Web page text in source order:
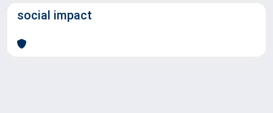
social impact